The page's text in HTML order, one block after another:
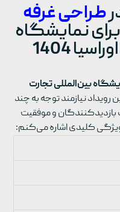
طراحی غرفه
نمایشگاه
1404
بین‌المللی تجارت
نیازمند توجه به چند
و موفقیت
ویژگی کلیدی اشاره می‌کنم: